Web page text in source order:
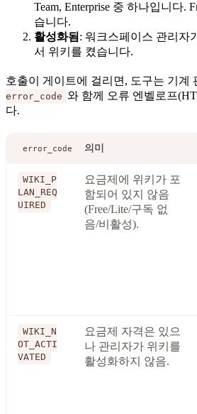
Team, Enterprise 중 하나입니다.
습니다.
활성화됨 : 워크스페이스 관리자
서 위키를 켰습니다.
호출이 게이트에 걸리면, 도구는 기계
error_code 와 함께 오류 엔벨로프
다.
error_code 의미
WIKI_P
LAN_REQ
UIRED
요금제에 위키가 포
함되어 있지 않음
(Free/Lite/구독 없
음/비활성).
WIKI_N
OT_ACTI
VATED
요금제 자격은 있으
나 관리자가 위키를
활성화하지 않음.